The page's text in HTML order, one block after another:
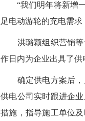
“我们明年将新增
足电动游轮的充电需求
洪璐颖组织营销等
作日内为企业出具了供
确定供电方案后，
供电公司实时跟进企
措施，指导施工单位